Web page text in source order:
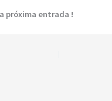
próxima entrada !